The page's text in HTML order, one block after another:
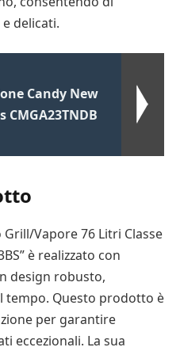
delicati.
Candy New
CMGA23TNDB
Vapore 76 Litri Classe
è realizzato con
design robusto,
tempo. Questo prodotto è
per garantire
eccezionali. La sua